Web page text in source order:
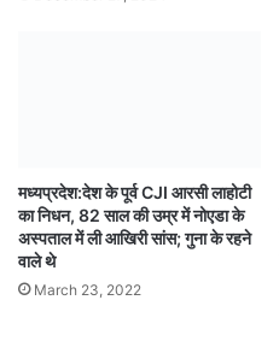
मध्यप्रदेश:देश के पूर्व CJI आरसी लाहोटी
का निधन, 82 साल की उम्र में नोएडा के
अस्पताल में ली आखिरी सांस; गुना के रहने
वाले थे
March 23, 2022